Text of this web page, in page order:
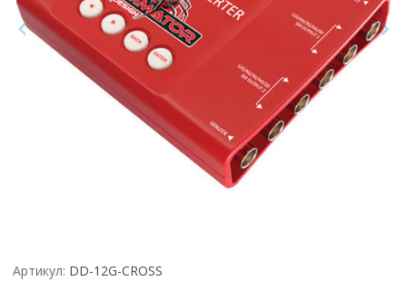
Артикул: DD-12G-CROSS